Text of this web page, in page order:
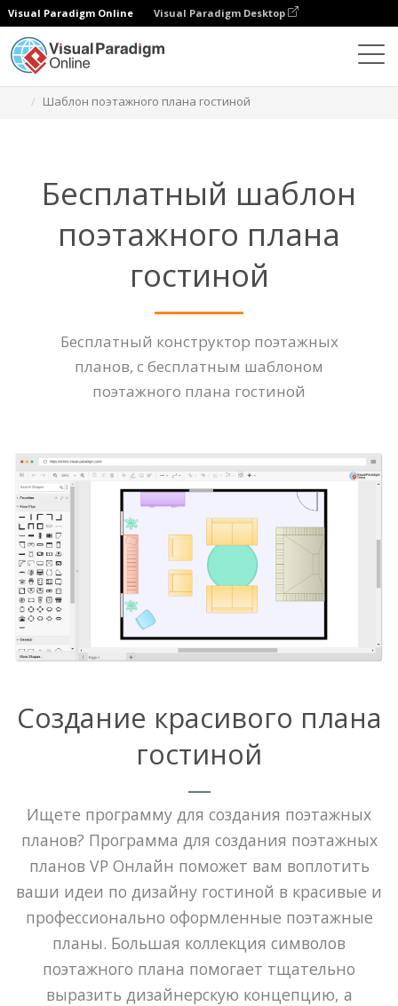
Visual Paradigm Online Visual Paradigm Desktop
Шаблон поэтажного плана гостиной
Бесплатный шаблон
поэтажного плана
гостиной
Бесплатный конструктор поэтажных
планов, с бесплатным шаблоном
поэтажного плана гостиной
Создание красивого плана
гостиной
Ищете программу для создания поэтажных
планов? Программа для создания поэтажных
планов VP Онлайн поможет вам воплотить
ваши идеи по дизайну гостиной в красивые и
профессионально оформленные поэтажные
планы. Большая коллекция символов
поэтажного плана помогает тщательно
выразить дизайнерскую концепцию, а